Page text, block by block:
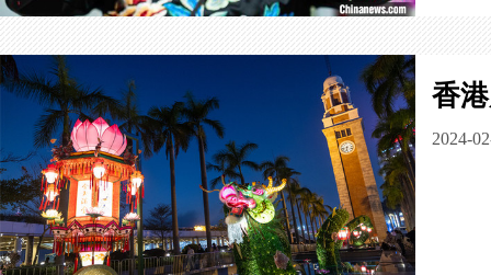
香
2024-